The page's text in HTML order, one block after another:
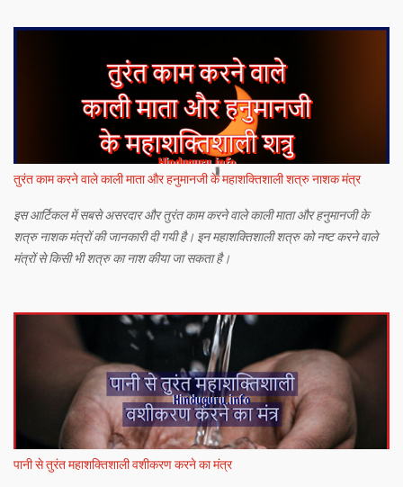
तुरंत काम करने वाले काली माता और हनुमानजी के महाशक्तिशाली शत्रु नाशक मंत्र
इस आर्टिकल में सबसे असरदार और तुरंत काम करने वाले काली माता और हनुमानजी के
शत्रु नाशक मंत्रों की जानकारी दी गयी है। इन महाशक्तिशाली शत्रु को नष्ट करने वाले
मंत्रों से किसी भी शत्रु का नाश कीया जा सकता है।
पानी से तुरंत महाशक्तिशाली वशीकरण करने का मंत्र